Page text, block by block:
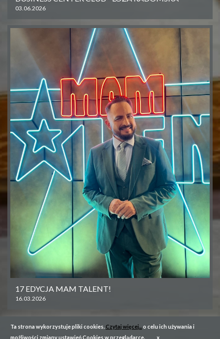
03.06.2026
17 EDYCJA MAM TALENT!
16.03.2026
Ta strona wykorzystuje pliki cookies. Czytaj więcej...o celu ich używania i
możliwości zmiany ustawień Cookies w przeglądarce.
x